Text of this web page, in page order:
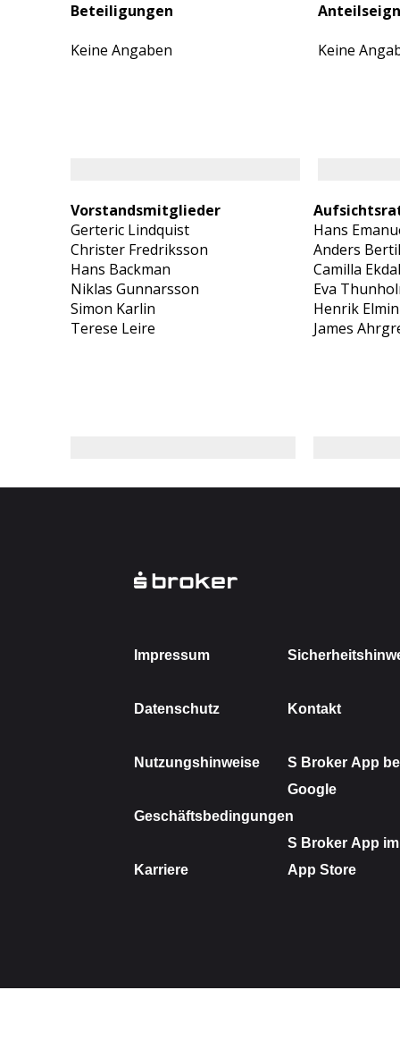
Beteiligungen
Keine Angaben
Keine
Vorstandsmitglieder
Gerteric Lindquist
Christer Fredriksson
Hans Backman
Niklas Gunnarsson
Simon Karlin
Terese Leire
Hans
Anders
Camilla
Eva
Henrik Elmin
James